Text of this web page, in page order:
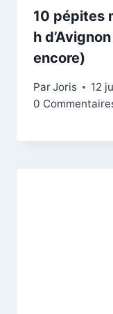
10 pépites
h
encore)
ParJoris 12
0